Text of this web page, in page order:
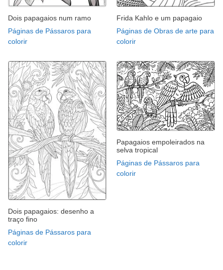
Dois papagaios num ramo
Páginas de Pássaros para
colorir
Frida Kahlo e um papagaio
Páginas de Obras de arte para
colorir
Dois papagaios: desenho a
traço fino
Páginas de Pássaros para
colorir
Papagaios empoleirados na
selva tropical
Páginas de Pássaros para
colorir